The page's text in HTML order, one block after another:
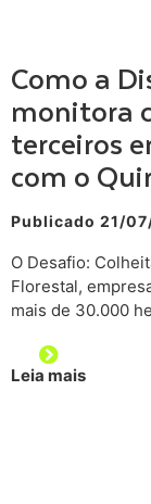
Como a
monitora
terceiros
com o
Publicado 21/
O Desafio:
Florestal,
mais de 30.000
Leia mais